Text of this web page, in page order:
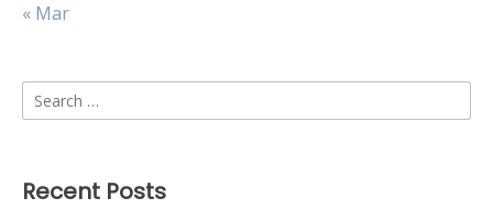
« Mar
Search
for:
Recent Posts